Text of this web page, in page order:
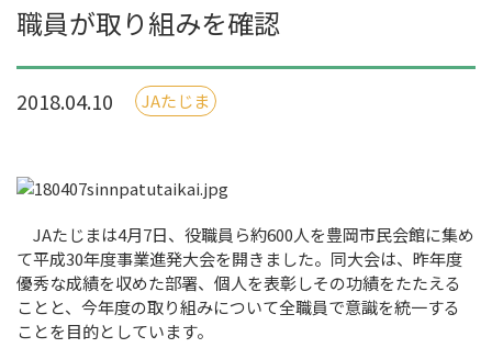
職員が取り組みを確認
2018.04.10 JAたじま
JAたじまは4月7日、役職員ら約600人を豊岡市民会館に集め
て平成30年度事業進発大会を開きました。同大会は、昨年度
優秀な成績を収めた部署、個人を表彰しその功績をたたえる
ことと、今年度の取り組みについて全職員で意識を統一する
ことを目的としています。